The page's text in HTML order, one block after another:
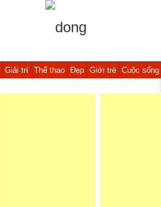
Giải trí Thể thao Đẹp Giới trẻ Cuộc sống